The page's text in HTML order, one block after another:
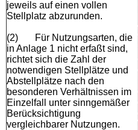
jeweils auf einen vollen
Stellplatz abzurunden.
(2)
Für Nutzungsarten, die
in Anlage 1 nicht erfaßt sind,
richtet sich die Zahl der
notwendigen Stellplätze und
Abstellplätze nach den
besonderen Verhältnissen im
Einzelfall unter sinngemäßer
Berücksichtigung
vergleichbarer Nutzungen.